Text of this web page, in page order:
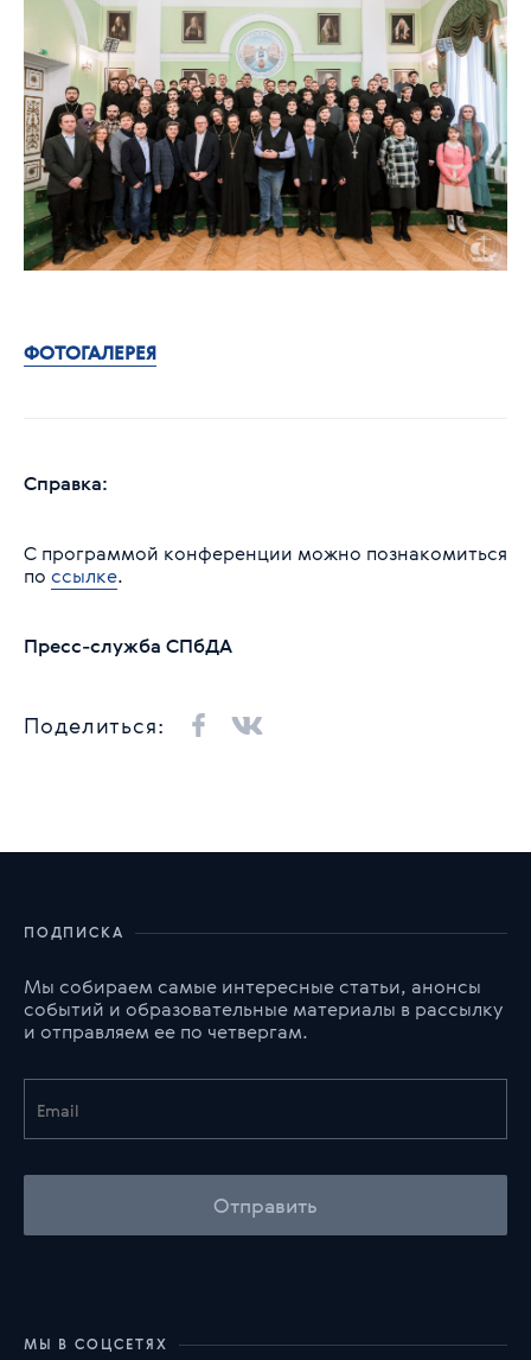
ФОТОГАЛЕРЕЯ
Справка:
С программой конференции можно познакомиться
по ссылке.
Пресс-служба СПбДА
Поделиться:
ПОДПИСКА
Мы собираем самые интересные статьи, анонсы
событий и образовательные материалы в рассылку
и отправляем ее по четвергам.
Отправить
МЫ В СОЦСЕТЯХ